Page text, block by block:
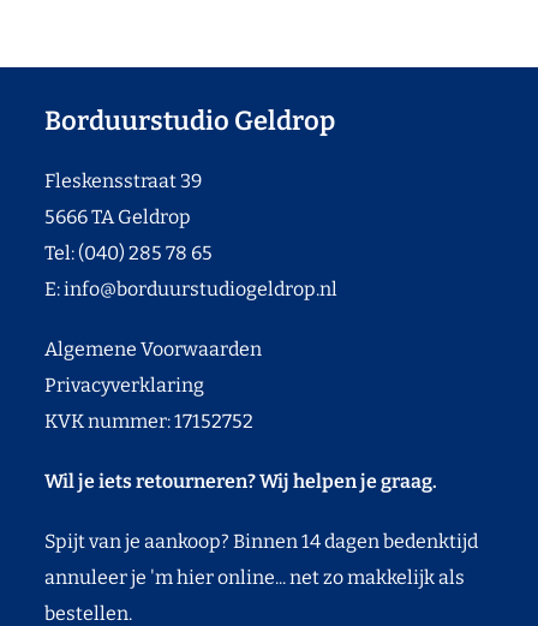
Borduurstudio Geldrop
Fleskensstraat 39
5666 TA Geldrop
Tel: (040) 285 78 65
E:info@borduurstudiogeldrop.nl
Algemene Voorwaarden
Privacyverklaring
KVK nummer: 17152752
Wil je iets retourneren? Wij helpen je graag.
Spijt van je aankoop? Binnen 14 dagen bedenktijd
annuleer je 'm hier online... net zo makkelijk als
bestellen.